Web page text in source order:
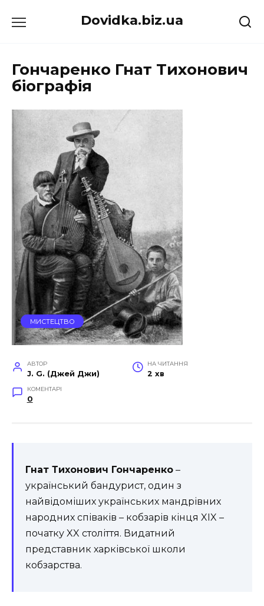
до
Dovidka.biz.ua
Гончаренко Гнат Тихонович
біографія
МИСТЕЦТВО
АВТОР
J. G. (Джей Джи)
НА ЧИТАННЯ
2 хв
КОМЕНТАРІ
0
Гнат Тихонович Гончаренко –
український бандурист, один з
найвідоміших українських мандрівних
народних співаків – кобзарів кінця XIX –
початку XX століття. Видатний
представник харківської школи
кобзарства.